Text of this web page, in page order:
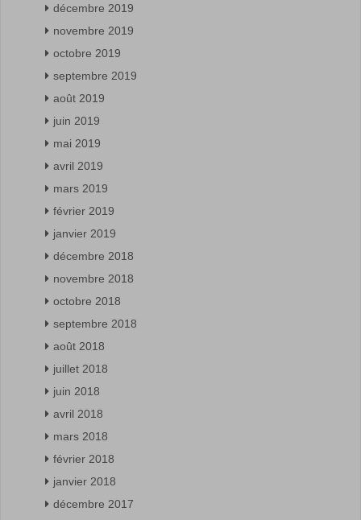
décembre 2019
novembre 2019
octobre 2019
septembre 2019
août 2019
juin 2019
mai 2019
avril 2019
mars 2019
février 2019
janvier 2019
décembre 2018
novembre 2018
octobre 2018
septembre 2018
août 2018
juillet 2018
juin 2018
avril 2018
mars 2018
février 2018
janvier 2018
décembre 2017